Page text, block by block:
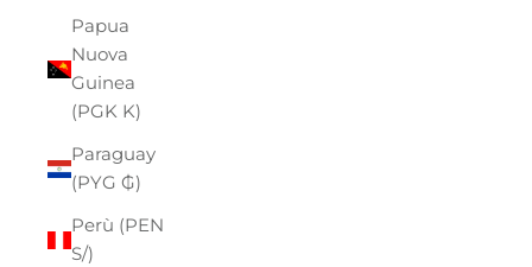
Papua
Nuova
Guinea
(PGK K)
Paraguay
(PYG ₲)
Perù (PEN
S/)